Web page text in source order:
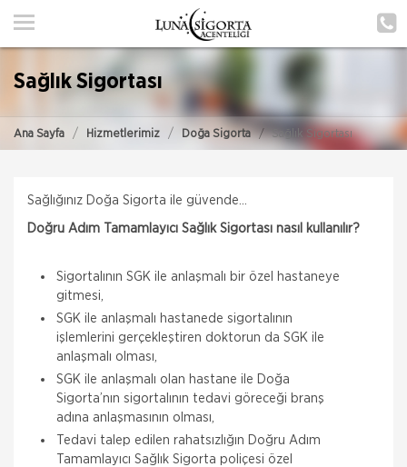
ANA SAYFA
POLIÇE HATIRLAT
ŞUBELERIMIZ
TEKLİF AL
Sağlık Sigortası
Ana Sayfa Hizmetlerimiz Doğa Sigorta Sağlık Sigortası
Sağlığınız Doğa Sigorta ile güvende…
Doğru Adım Tamamlayıcı Sağlık Sigortası nasıl kullanılır?
Sigortalının SGK ile anlaşmalı bir özel hastaneye
gitmesi,
SGK ile anlaşmalı hastanede sigortalının
işlemlerini gerçekleştiren doktorun da SGK ile
anlaşmalı olması,
SGK ile anlaşmalı olan hastane ile Doğa
Sigorta’nın sigortalının tedavi göreceği branş
adına anlaşmasının olması,
Tedavi talep edilen rahatsızlığın Doğru Adım
Tamamlayıcı Sağlık Sigorta poliçesi özel